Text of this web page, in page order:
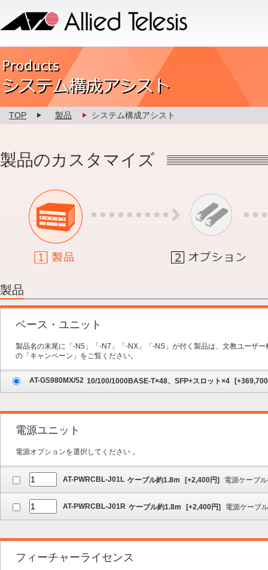
Product カスタマイズ
TOP 製品 システム構成アシスト
製品のカスタマイズ
3.保守サービス
4.内容の確認
製品
ベース・ユニット
製品名の末尾に「-N5」「-N7」「-NX」「-NS」が付く製品は、文教ユーザ
の「キャンペーン」をご覧ください。
AT-GS980MX/52 10/100/1000BASE-T×48、SFP+スロット×4 [+369,700
電源ユニット
電源オプションを選択してください 。
AT-PWRCBL-J01L ケーブル約1.8m [+2,400円] 電源ケーブ
AT-PWRCBL-J01R ケーブル約1.8m [+2,400円] 電源ケーブ
フィーチャーライセンス